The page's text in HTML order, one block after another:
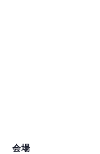
会場